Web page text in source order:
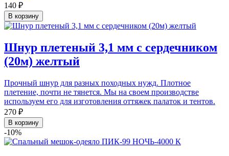
140 ₽
В корзину
Шнур плетеный 3,1 мм с сердечником
(20м) желтый
Прочный шнур для разных походных нужд. Плотное
плетение, почти не тянется. Мы на своем производстве
используем его для изготовления оттяжек палаток и тентов.
270 ₽
В корзину
-10%